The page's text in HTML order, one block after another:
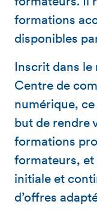
formations
disponibles
Inscrit dans
Centre de
numérique,
but de rendre
formations
formateurs,
initiale et
d’offres